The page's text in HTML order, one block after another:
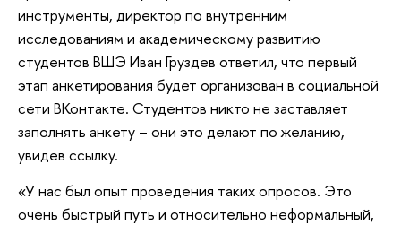
инструменты, директор по внутренним
исследованиям и академическому развитию
студентов ВШЭ Иван Груздев ответил, что первый
этап анкетирования будет организован в социальной
сети ВКонтакте. Студентов никто не заставляет
заполнять анкету – они это делают по желанию,
увидев ссылку.
«У нас был опыт проведения таких опросов. Это
очень быстрый путь и относительно неформальный,